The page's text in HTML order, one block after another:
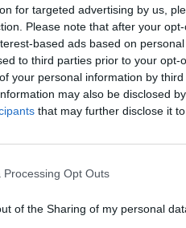
for targeted advertising by us,
Please note that after your
based ads based on
to third parties prior to your
your personal information by
may also be disclosed
that may further disclose it
Processing Opt Outs
of the Sharing of my personal